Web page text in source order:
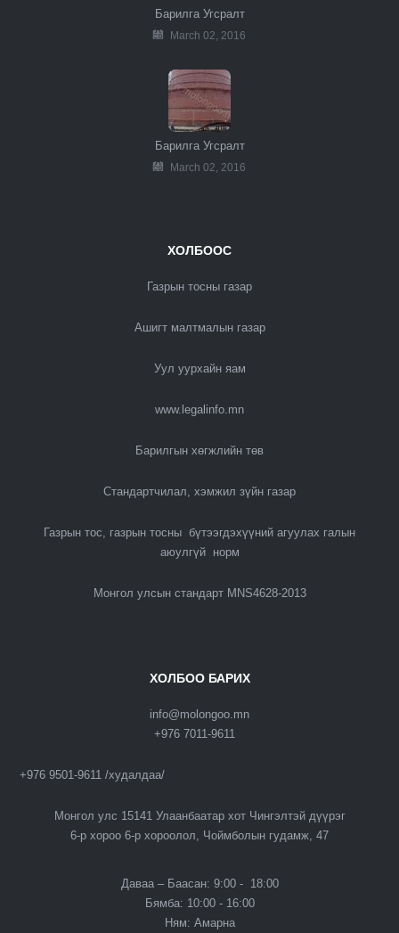
Барилга Угсралт
March 02, 2016
Барилга Угсралт
March 02, 2016
ХОЛБООС
Газрын тосны газар
Ашигт малтмалын газар
Уул уурхайн яам
www.legalinfo.mn
Барилгын хөгжлийн төв
Стандартчилал, хэмжил зүйн газар
Газрын тос, газрын тосны бүтээгдэхүүний агуулах галын
аюулгүй норм
Монгол улсын стандарт MNS4628-2013
ХОЛБОО БАРИХ
info@molongoo.mn
+976 7011-9611
+976 9501-9611 /худалдаа/
Монгол улс 15141 Улаанбаатар хот Чингэлтэй дүүрэг
6-р хороо 6-р хороолол, Чоймболын гудамж, 47
Даваа – Баасан: 9:00 - 18:00
Бямба: 10:00 - 16:00
Ням: Амарна